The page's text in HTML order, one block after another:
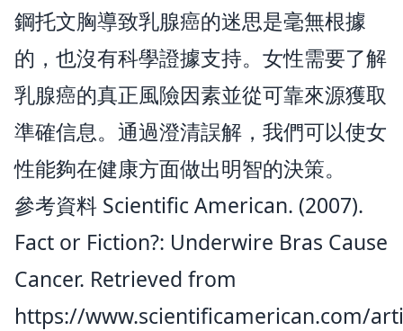
鋼托文胸導致乳腺癌的迷思是毫無根據
的，也沒有科學證據支持。女性需要了解
乳腺癌的真正風險因素並從可靠來源獲取
準確信息。通過澄清誤解，我們可以使女
性能夠在健康方面做出明智的決策。
參考資料 Scientific American. (2007).
Fact or Fiction?: Underwire Bras Cause
Cancer. Retrieved from
https://www.scientificamerican.com/